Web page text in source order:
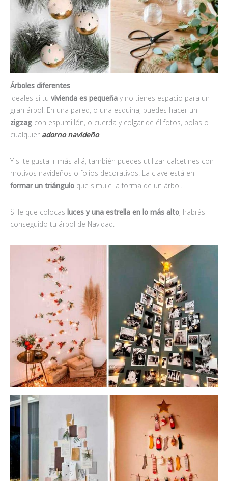
Árboles diferentes
Ideales si tu vivienda es pequeña y no tienes espacio para un
gran árbol. En una pared, o una esquina, puedes hacer un
zigzag con espumillón, o cuerda y colgar de él fotos, bolas o
cualquier adorno navideño.
Y si te gusta ir más allá, también puedes utilizar calcetines con
motivos navideños o folios decorativos. La clave está en
formar un triángulo que simule la forma de un árbol.
Si le que colocas luces y una estrella en lo más alto, habrás
conseguido tu árbol de Navidad.